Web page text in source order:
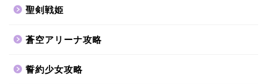
聖剣戦姫
蒼空アリーナ攻略
誓約少女攻略